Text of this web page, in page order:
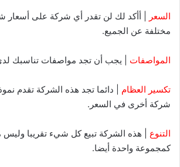
السعر
| أأكد لك لن تقدر أي شركة على أسعار
مختلفة عن الجميع.
المواصفات | يجب أن تجد مواصفات تناسبك
تكسير العظام | دائما تجد هذه الشركة تقدم
شركة أخرى في السعر.
التنوع | هذه الشركة تبيع كل شيء تقريبا وليس
كمجموعة واحدة أيضا.